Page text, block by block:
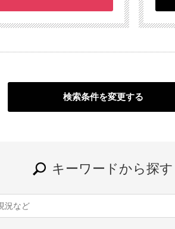
検索条件を変更する
キーワードから探す